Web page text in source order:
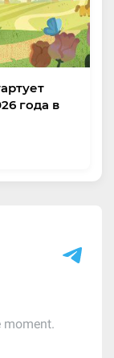
года в